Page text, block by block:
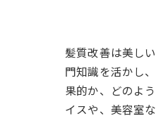
髪質改善は美し
門知識を活かし
果的か、どのよ
イスや、美容室